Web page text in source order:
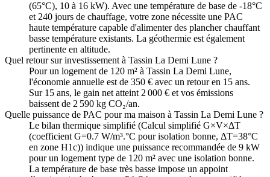
(65°C), 10 à 16 kW). Avec une température de base de -18°C
et 240 jours de chauffage, votre zone nécessite une PAC
haute température capable d'alimenter des plancher chauffant
basse température existants. La géothermie est également
pertinente en altitude.
Quel retour sur investissement à Tassin La Demi Lune ?
Pour un logement de 120 m² à Tassin La Demi Lune,
l'économie annuelle est de 350 € avec un retour en 15 ans.
Sur 15 ans, le gain net atteint 2 000 € et vos émissions
baissent de 2 590 kg CO₂/an.
Quelle puissance de PAC pour ma maison à Tassin La Demi Lune ?
Le bilan thermique simplifié (Calcul simplifié G×V×ΔT
(coefficient G=0.7 W/m³.°C pour isolation bonne, ΔT=38°C
en zone H1c)) indique une puissance recommandée de 9 kW
pour un logement type de 120 m² avec une isolation bonne.
La température de base très basse impose un appoint